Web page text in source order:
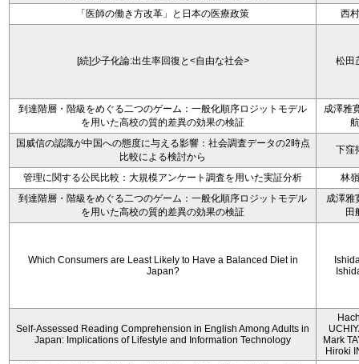
「医師の働き方改革」と日本の医療政策 西
[続]少子化論:出生率回復と<自由な社会> 松田
到達階層・階級をめぐる二つのゲーム：一般化順序ロジットモデル
を用いた高校の質的差異の効果の検証
成澤雅
航
国威信の認識が中国への態度に与える影響：社会調査データの2時点
比較による検討から
下窪
管理に関する公民比較：大規模アンケート調査を用いた実証分析
林
到達階層・階級をめぐる二つのゲーム：一般化順序ロジットモデル
を用いた高校の質的差異の効果の検証
成澤雅
田
Which Consumers are Least Likely to Have a Balanced Diet in
Japan?
Self-Assessed Reading Comprehension in English Among Adults in
Japan: Implications of Lifestyle and Information Technology
Mark
Hiroki